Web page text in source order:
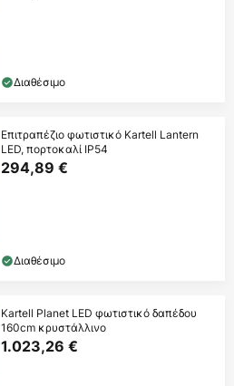
Διαθέσιμο
Επιτραπέζιο φωτιστικό Kartell Lantern
LED, πορτοκαλί IP54
294,89 €
Διαθέσιμο
Kartell Planet LED φωτιστικό δαπέδου
160cm κρυστάλλινο
1.023,26 €